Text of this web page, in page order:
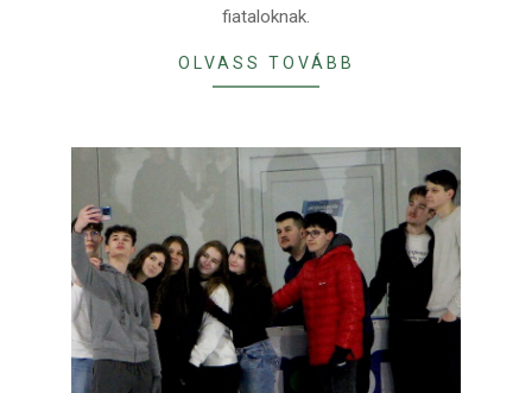
fiataloknak.
OLVASS TOVÁBB